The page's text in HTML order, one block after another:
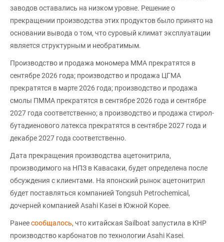
заводов оставались на низком уровне. Решение о
прекращении производства этих продуктов было принято на
основании вывода о том, что суровый климат эксплуатации
является структурным и необратимым.
Производство и продажа мономера ММА прекратятся в
сентябре 2026 года; производство и продажа ЦГМА
прекратятся в марте 2026 года; производство и продажа
смолы ПММА прекратятся в сентябре 2026 года и сентябре
2027 года соответственно; а производство и продажа стирол-
бутадиенового латекса прекратятся в сентябре 2027 года и
декабре 2027 года соответственно.
Дата прекращения производства ацетонитрила,
производимого на НПЗ в Кавасаки, будет определена после
обсуждения с клиентами. На японский рынок ацетонитрил
будет поставляться компанией Tongsuh Petrochemical,
дочерней компанией Asahi Kasei в Южной Корее.
Ранеесообщалось, что китайская Sailboat запустила в КНР
производство карбонатов по технологии Asahi Kasei.